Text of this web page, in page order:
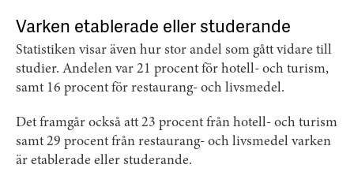
Varken etablerade eller studerande
Statistiken visar även hur stor andel som gått vidare till
studier. Andelen var 21 procent för hotell- och turism,
samt 16 procent för restaurang- och livsmedel.
Det framgår också att 23 procent från hotell- och turism
samt 29 procent från restaurang- och livsmedel varken
är etablerade eller studerande.